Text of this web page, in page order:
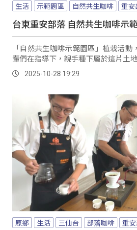
生活 示範園區 自然共生咖啡 重安
台東重安部落 自然共生咖啡示
「自然共生咖啡示範園區」植栽活
輩們在指導下，親手種下屬於這片土
2025-10-28 19:29
原鄉 生活 三仙台 部落咖啡 重